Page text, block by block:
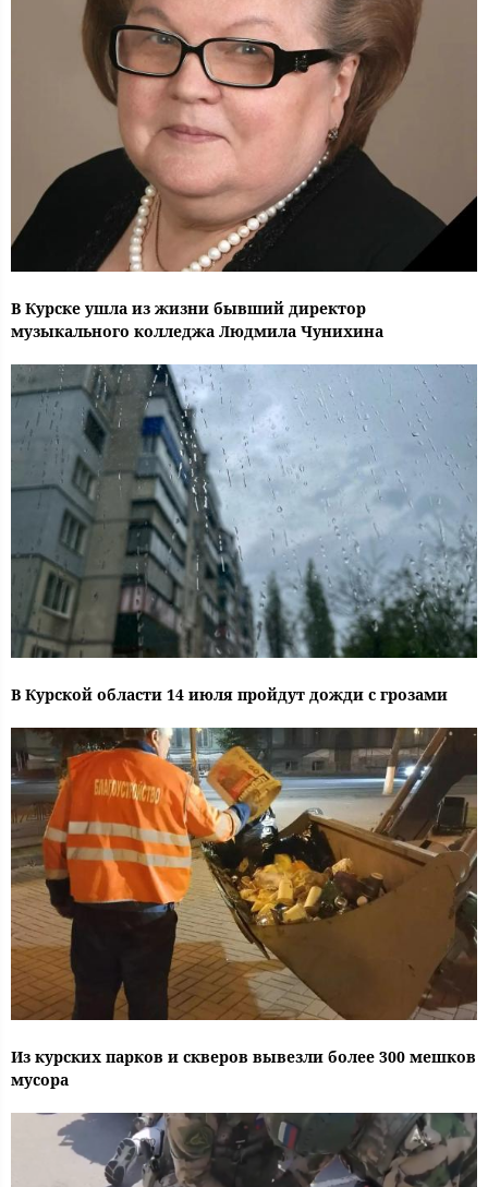
В Курске ушла из жизни бывший директор
музыкального колледжа Людмила Чунихина
В Курской области 14 июля пройдут дожди с грозами
Из курских парков и скверов вывезли более 300 мешков
мусора